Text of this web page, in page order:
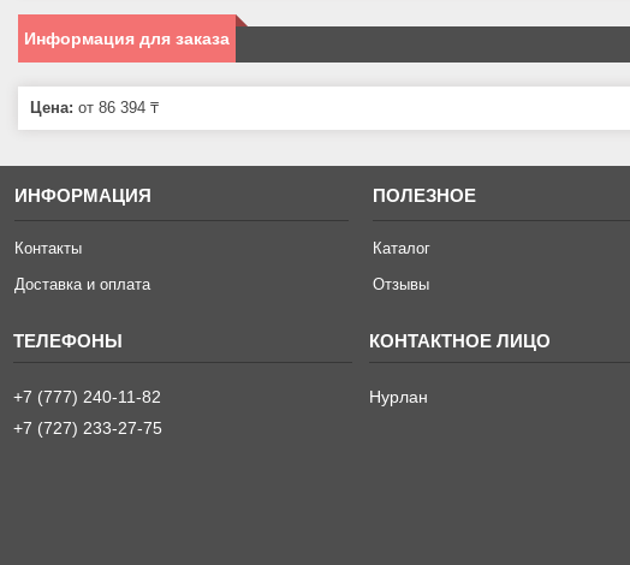
Информация для заказа
Цена: от 86 394 ₸
ИНФОРМАЦИЯ
Контакты
Доставка и оплата
ПОЛЕЗНОЕ
Каталог
Отзывы
+7 (777) 240-11-82
+7 (727) 233-27-75
Нурлан